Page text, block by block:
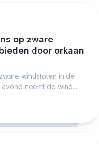
op zware
door orkaan
windstoten in de
neemt de wind...